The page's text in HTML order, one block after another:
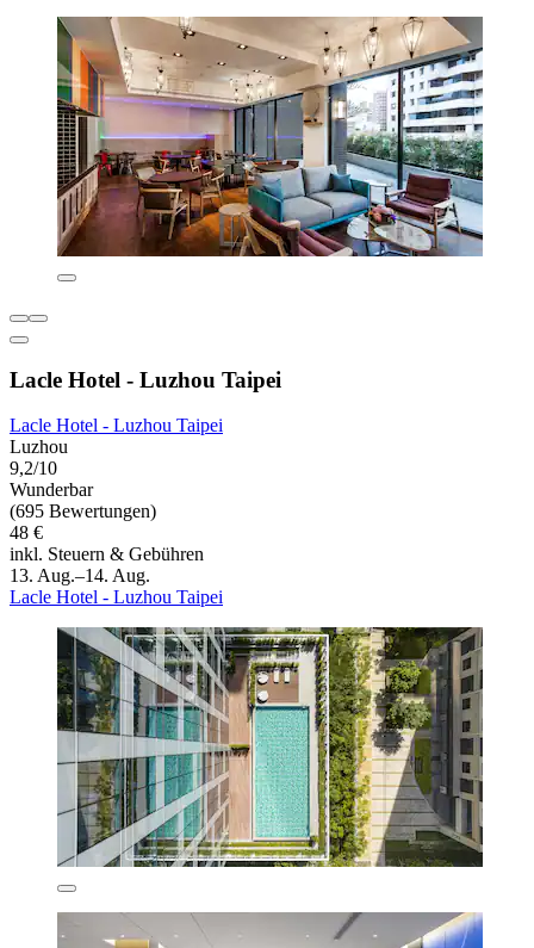
Lacle Hotel - Luzhou Taipei
Lacle Hotel - Luzhou Taipei
Luzhou
9,2/10
Wunderbar
(695 Bewertungen)
48 €
inkl. Steuern & Gebühren
13. Aug.–14. Aug.
Lacle Hotel - Luzhou Taipei